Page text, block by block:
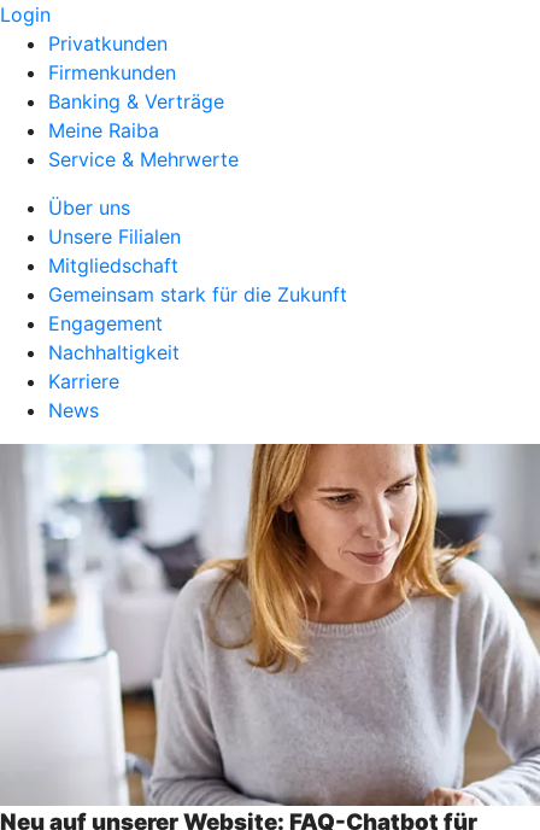
Login
Privatkunden
Firmenkunden
Banking & Verträge
Meine Raiba
Service & Mehrwerte
Über uns
Unsere Filialen
Mitgliedschaft
Gemeinsam stark für die Zukunft
Engagement
Nachhaltigkeit
Karriere
News
Neu auf unserer Website: FAQ-Chatbot für